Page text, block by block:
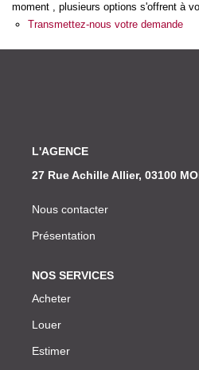
moment , plusieurs options s'offrent à
Transmettez-nous votre demande
L'AGENCE
27 Rue Achille Allier, 03100
Nous contacter
Présentation
NOS SERVICES
Acheter
Louer
Estimer